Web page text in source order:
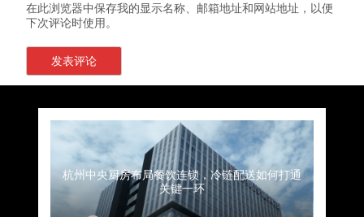
在此浏览器中保存我的显示名称、邮箱地址和网站地址，以便
下次评论时使用。
上海餐饮连锁加速，冷链配送如何破解冻品食材
流通难题？
杭州中央厨房布局餐饮连锁，冷链配送如何打通
关键一环
北京餐饮企业如何选择冷链公司？
深圳冷链物流如何护航餐饮连锁？冻品食材流通
全解析
北京餐饮仓配一体化的核心价值与落地实践解析
武汉冻品配送三要素：控温、时效、低成本如何
兼得？
重庆冷链布局解冻食材运输密码，餐饮连锁如何
稳控品质？